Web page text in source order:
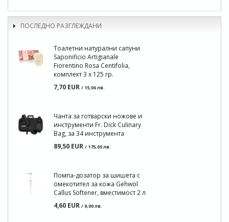
ПОСЛЕДНО РАЗГЛЕЖДАНИ
Тоалетни натурални сапуни
Saponificio Artigianale
Fiorentino Rosa Centifolia,
комплект 3 х 125 гр.
7,70 EUR / 15,06 лв.
Чанта за готварски ножове и
инструменти Fr. Dick Culinary
Bag, за 34 инструмента
89,50 EUR / 175,05 лв.
Помпа-дозатор за шишета с
омекотител за кожа Gehwol
Callus Softener, вместимост 2 л
4,60 EUR / 9,00 лв.